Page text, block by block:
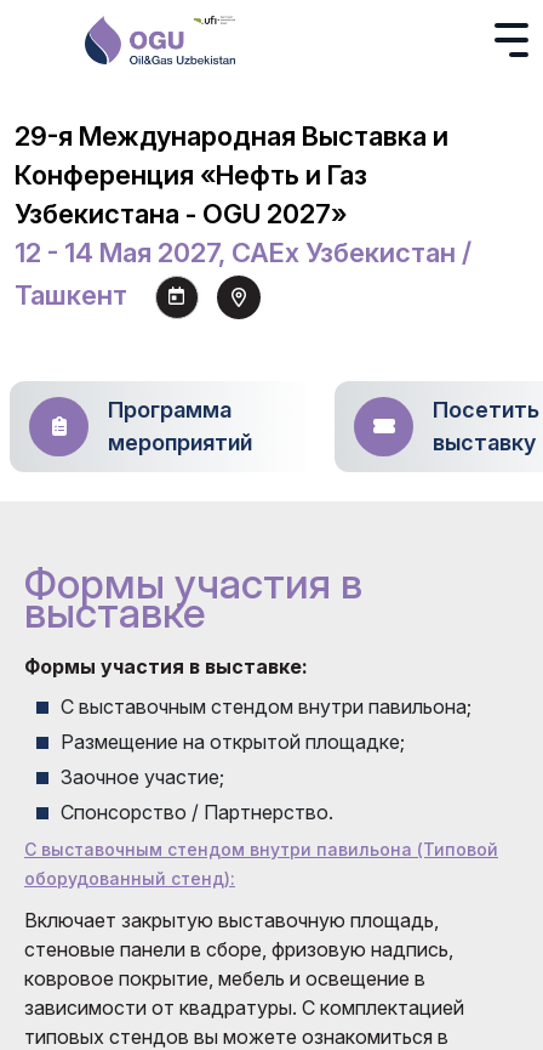
29-я Международная Выставка и
Конференция «Нефть и Газ
Узбекистана - OGU 2027»
12 - 14 Мая 2027, CAEx Узбекистан /
Ташкент
Программа
мероприятий
Посетить
выставку
Формы участия в
выставке
Формы участия в выставке:
С выставочным стендом внутри павильона;
Размещение на открытой площадке;
Заочное участие;
Спонсорство / Партнерство.
С выставочным стендом внутри павильона (Типовой
оборудованный стенд):
Включает закрытую выставочную площадь,
стеновые панели в сборе, фризовую надпись,
ковровое покрытие, мебель и освещение в
зависимости от квадратуры. С комплектацией
типовых стендов вы можете ознакомиться в